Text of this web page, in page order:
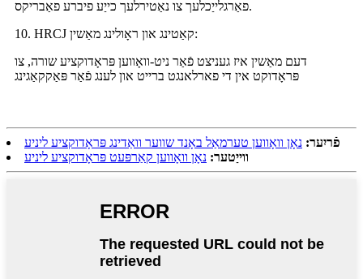
פאַרגלייַכלעך צו נאַטירלעך כייַע פיברע פאַבריקס.
10. HRCJ קאַטינג און ראָולינג מאַשין:
דעם מאַשין איז געניצט פֿאַר ניט-וואָווען פּראָדוקציע שורה, צו
פּראָדוקט אין די פארלאנגט ברייט און לענג פֿאַר פּאַקקאַגינג
פֿריִער: נאָן וואָווען טערמאַל באָנד שווער וואַדינג פּראָדוקציע ליניע
ווייַטער: נאָן וואָווען קאַרפּעט פּראָדוקציע ליניע